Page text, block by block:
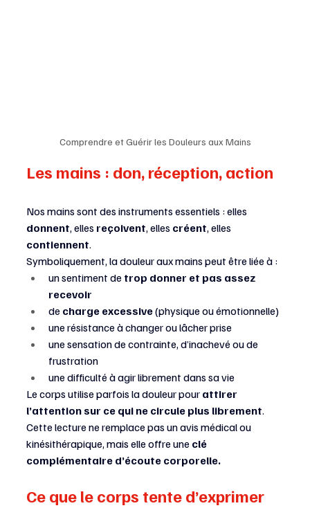
Comprendre et Guérir les Douleurs aux Mains
Les mains : don, réception, action
Nos mains sont des instruments essentiels : elles
donnent, elles reçoivent, elles créent, elles
contiennent.
Symboliquement, la douleur aux mains peut être liée à :
un sentiment de trop donner et pas assez
recevoir
de charge excessive (physique ou émotionnelle)
une résistance à changer ou lâcher prise
une sensation de contrainte, d’inachevé ou de
frustration
une difficulté à agir librement dans sa vie
Le corps utilise parfois la douleur pour attirer
l’attention sur ce qui ne circule plus librement.
Cette lecture ne remplace pas un avis médical ou
kinésithérapique, mais elle offre une clé
complémentaire d’écoute corporelle.
Ce que le corps tente d’exprimer